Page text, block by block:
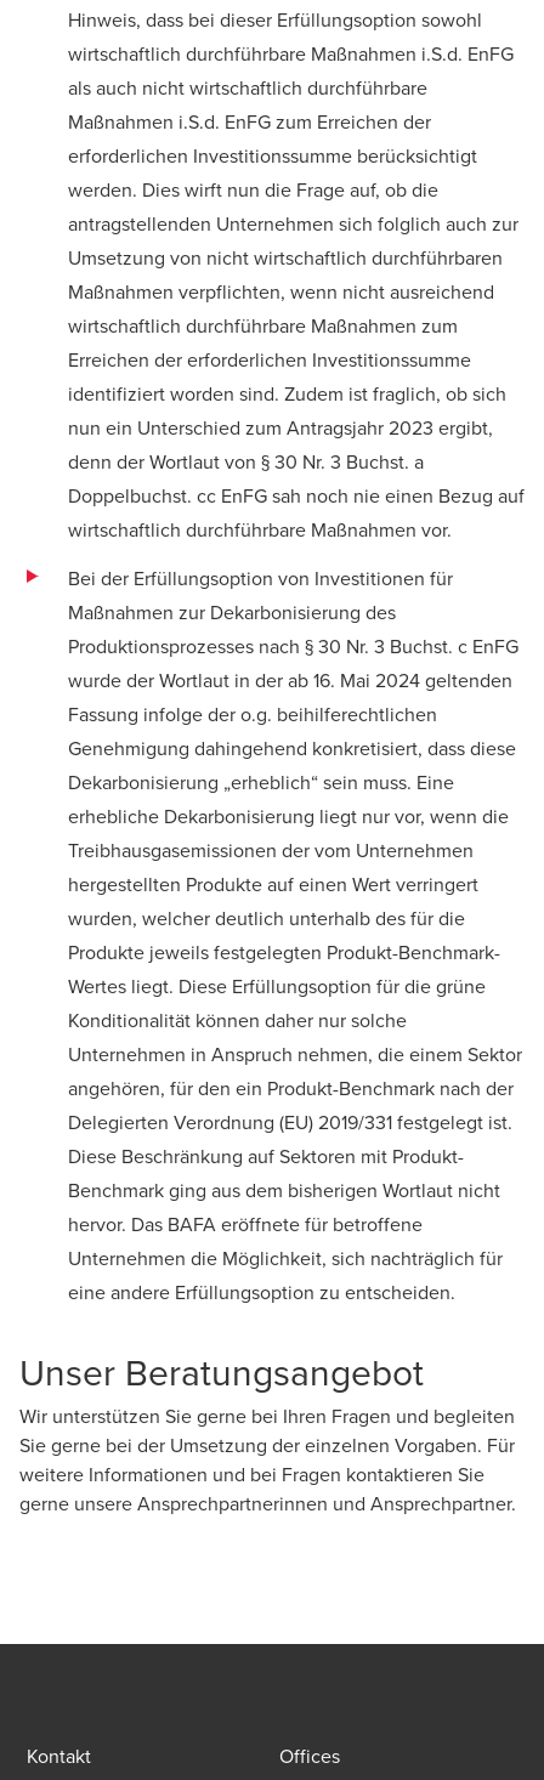
Hinweis, dass bei dieser Erfüllungsoption sowohl
wirtschaftlich durchführbare Maßnahmen i.S.d. EnFG
als auch nicht wirtschaftlich durchführbare
Maßnahmen i.S.d. EnFG zum Erreichen der
erforderlichen Investitionssumme berücksichtigt
werden. Dies wirft nun die Frage auf, ob die
antragstellenden Unternehmen sich folglich auch zur
Umsetzung von nicht wirtschaftlich durchführbaren
Maßnahmen verpflichten, wenn nicht ausreichend
wirtschaftlich durchführbare Maßnahmen zum
Erreichen der erforderlichen Investitionssumme
identifiziert worden sind. Zudem ist fraglich, ob sich
nun ein Unterschied zum Antragsjahr 2023 ergibt,
denn der Wortlaut von § 30 Nr. 3 Buchst. a
Doppelbuchst. cc EnFG sah noch nie einen Bezug auf
wirtschaftlich durchführbare Maßnahmen vor.
Bei der Erfüllungsoption von Investitionen für
Maßnahmen zur Dekarbonisierung des
Produktionsprozesses nach § 30 Nr. 3 Buchst. c EnFG
wurde der Wortlaut in der ab 16. Mai 2024 geltenden
Fassung infolge der o.g. beihilferechtlichen
Genehmigung dahingehend konkretisiert, dass diese
Dekarbonisierung „erheblich“ sein muss. Eine
erhebliche Dekarbonisierung liegt nur vor, wenn die
Treibhausgasemissionen der vom Unternehmen
hergestellten Produkte auf einen Wert verringert
wurden, welcher deutlich unterhalb des für die
Produkte jeweils festgelegten Produkt-Benchmark-
Wertes liegt. Diese Erfüllungsoption für die grüne
Konditionalität können daher nur solche
Unternehmen in Anspruch nehmen, die einem Sektor
angehören, für den ein Produkt-Benchmark nach der
Delegierten Verordnung (EU) 2019/331 festgelegt ist.
Diese Beschränkung auf Sektoren mit Produkt-
Benchmark ging aus dem bisherigen Wortlaut nicht
hervor. Das BAFA eröffnete für betroffene
Unternehmen die Möglichkeit, sich nachträglich für
eine andere Erfüllungsoption zu entscheiden.
Unser Beratungsangebot
Wir unterstützen Sie gerne bei Ihren Fragen und begleiten
Sie gerne bei der Umsetzung der einzelnen Vorgaben. Für
weitere Informationen und bei Fragen kontaktieren Sie
gerne unsere Ansprechpartnerinnen und Ansprechpartner.
Kontakt Offices